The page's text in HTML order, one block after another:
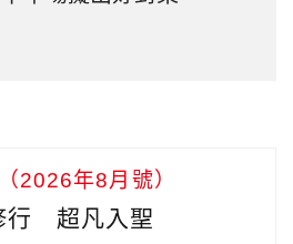
2026年8月號）
行 超凡入聖